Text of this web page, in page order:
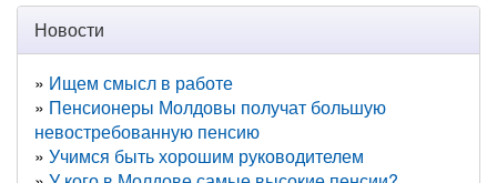
Новости
Ищем смысл в работе
Пенсионеры Молдовы получат большую
невостребованную пенсию
Учимся быть хорошим руководителем